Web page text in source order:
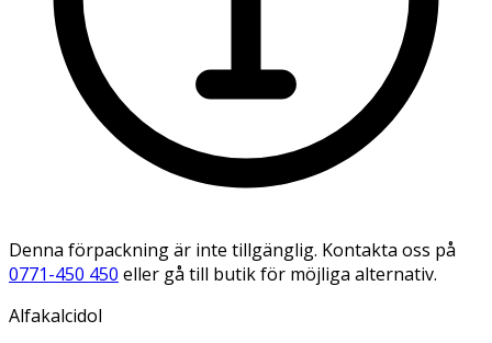
Denna förpackning är inte tillgänglig. Kontakta oss på
0771-450 450 eller gå till butik för möjliga alternativ.
Alfakalcidol